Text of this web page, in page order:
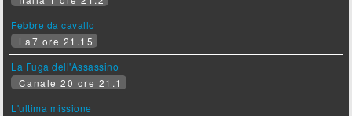
Febbre da cavallo
La7 ore 21.15
La Fuga dell'Assassino
Canale 20 ore 21.1
L'ultima missione